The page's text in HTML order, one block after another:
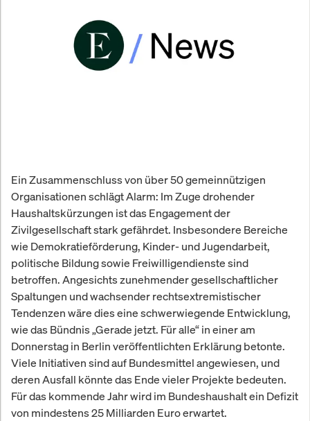
Ein Zusammenschluss von über 50 gemeinnützigen
Organisationen schlägt Alarm: Im Zuge drohender
Haushaltskürzungen ist das Engagement der
Zivilgesellschaft stark gefährdet. Insbesondere Bereiche
wie Demokratieförderung, Kinder- und Jugendarbeit,
politische Bildung sowie Freiwilligendienste sind
betroffen. Angesichts zunehmender gesellschaftlicher
Spaltungen und wachsender rechtsextremistischer
Tendenzen wäre dies eine schwerwiegende Entwicklung,
wie das Bündnis „Gerade jetzt. Für alle“ in einer am
Donnerstag in Berlin veröffentlichten Erklärung betonte.
Viele Initiativen sind auf Bundesmittel angewiesen, und
deren Ausfall könnte das Ende vieler Projekte bedeuten.
Für das kommende Jahr wird im Bundeshaushalt ein Defizit
von mindestens 25 Milliarden Euro erwartet.